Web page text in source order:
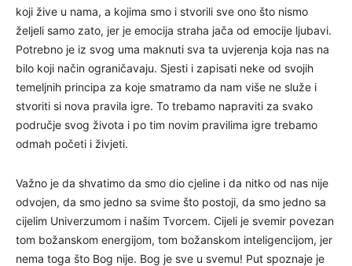
koji žive u nama, a kojima smo i stvorili sve ono što nismo
željeli samo zato, jer je emocija straha jača od emocije ljubavi.
Potrebno je iz svog uma maknuti sva ta uvjerenja koja nas na
bilo koji način ograničavaju. Sjesti i zapisati neke od svojih
temeljnih principa za koje smatramo da nam više ne služe i
stvoriti si nova pravila igre. To trebamo napraviti za svako
područje svog života i po tim novim pravilima igre trebamo
odmah početi i živjeti.
Važno je da shvatimo da smo dio cjeline i da nitko od nas nije
odvojen, da smo jedno sa svime što postoji, da smo jedno sa
cijelim Univerzumom i našim Tvorcem. Cijeli je svemir povezan
tom božanskom energijom, tom božanskom inteligencijom, jer
nema toga što Bog nije. Bog je sve u svemu! Put spoznaje je